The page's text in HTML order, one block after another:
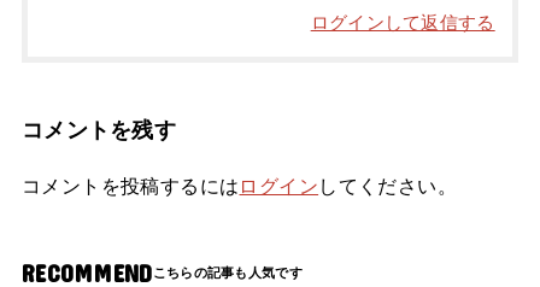
ログインして返信する
コメントを残す
コメントを投稿するには ログイン してください。
RECOMMEND